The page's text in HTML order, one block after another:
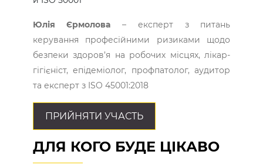
Юлія Єрмолова – експерт з питань
керування професійними ризиками щодо
безпеки здоров’я на робочих місцях, лікар-
гігієніст, епідеміолог, профпатолог, аудитор
та експерт з ISO 45001:2018
ПРИЙНЯТИ УЧАСТЬ
ДЛЯ КОГО БУДЕ ЦІКАВО